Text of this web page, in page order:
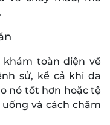
toàn diện về
sử, kể cả khi da
nó tốt hơn hoặc tệ
và cách chăm